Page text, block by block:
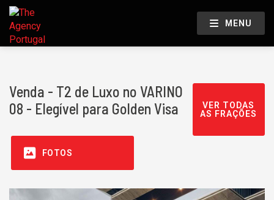
MENU
Venda - T2 de Luxo no VARINO
08 - Elegível para Golden Visa
VER TODAS
AS FRAÇÕES
FOTOS